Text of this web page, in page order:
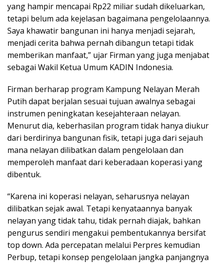
yang hampir mencapai Rp22 miliar sudah dikeluarkan,
tetapi belum ada kejelasan bagaimana pengelolaannya.
Saya khawatir bangunan ini hanya menjadi sejarah,
menjadi cerita bahwa pernah dibangun tetapi tidak
memberikan manfaat,” ujar Firman yang juga menjabat
sebagai Wakil Ketua Umum KADIN Indonesia.
Firman berharap program Kampung Nelayan Merah
Putih dapat berjalan sesuai tujuan awalnya sebagai
instrumen peningkatan kesejahteraan nelayan.
Menurut dia, keberhasilan program tidak hanya diukur
dari berdirinya bangunan fisik, tetapi juga dari sejauh
mana nelayan dilibatkan dalam pengelolaan dan
memperoleh manfaat dari keberadaan koperasi yang
dibentuk.
“Karena ini koperasi nelayan, seharusnya nelayan
dilibatkan sejak awal. Tetapi kenyataannya banyak
nelayan yang tidak tahu, tidak pernah diajak, bahkan
pengurus sendiri mengakui pembentukannya bersifat
top down. Ada percepatan melalui Perpres kemudian
Perbup, tetapi konsep pengelolaan jangka panjangnya